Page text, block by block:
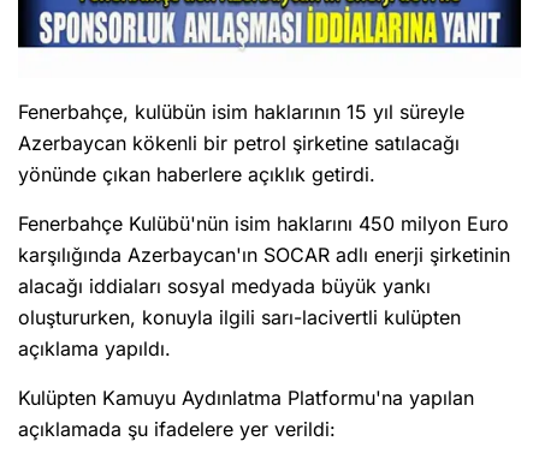
Fenerbahçe, kulübün isim haklarının 15 yıl süreyle
Azerbaycan kökenli bir petrol şirketine satılacağı
yönünde çıkan haberlere açıklık getirdi.
Fenerbahçe Kulübü'nün isim haklarını 450 milyon Euro
karşılığında Azerbaycan'ın SOCAR adlı enerji şirketinin
alacağı iddiaları sosyal medyada büyük yankı
oluştururken, konuyla ilgili sarı-lacivertli kulüpten
açıklama yapıldı.
Kulüpten Kamuyu Aydınlatma Platformu'na yapılan
açıklamada şu ifadelere yer verildi: